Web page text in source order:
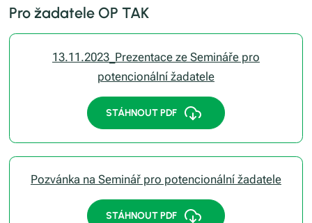
Pro žadatele OP TAK
13.11.2023_Prezentace ze Semináře pro
potencionální žadatele
STÁHNOUT PDF
Pozvánka na Seminář pro potencionální žadatele
STÁHNOUT PDF